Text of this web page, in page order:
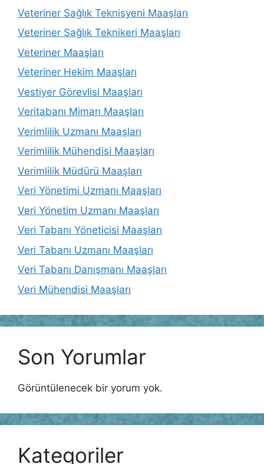
Veteriner Sağlık Teknisyeni Maaşları
Veteriner Sağlık Teknikeri Maaşları
Veteriner Maaşları
Veteriner Hekim Maaşları
Vestiyer Görevlisi Maaşları
Veritabanı Mimarı Maaşları
Verimlilik Uzmanı Maaşları
Verimlilik Mühendisi Maaşları
Verimlilik Müdürü Maaşları
Veri Yönetimi Uzmanı Maaşları
Veri Yönetim Uzmanı Maaşları
Veri Tabanı Yöneticisi Maaşları
Veri Tabanı Uzmanı Maaşları
Veri Tabanı Danışmanı Maaşları
Veri Mühendisi Maaşları
Son Yorumlar
Görüntülenecek bir yorum yok.
Kategoriler